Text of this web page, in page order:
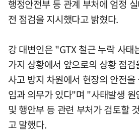
행정안전부 등 관계 부처에 엄정
전 점검을 지시했다고 밝혔다.
강 대변인은 "GTX 철근 누락 사태
가지 상황에서 앞으로의 상황 점
사고 방지 차원에서 현장의 안전
임과 의무가 있다"며 "사태발생 원
및 행안부 등 관련 부처가 검토할
고 말했다.